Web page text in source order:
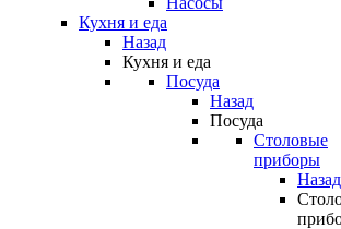
Кухня и еда
Назад
Кухня и еда
Посуда
Назад
Посуда
Столовые
приборы
Назад